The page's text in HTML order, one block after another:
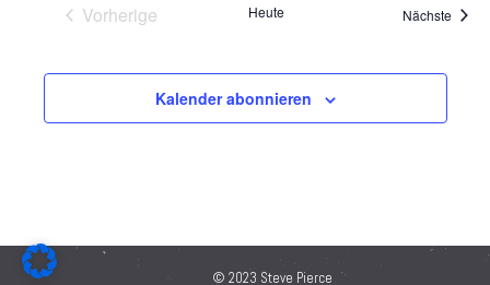
Vorherige
Heute Nächste
Kalender abonnieren
© 2023 Steve Pierce